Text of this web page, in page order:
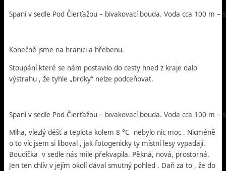
Spaní v sedle Pod Čierťažou – bivakovací bouda. Voda cca 100 m –
Konečně jsme na hranici a hřebenu.
Stoupání které se nám postavilo do cesty hned z kraje dalo
výstrahu , že tyhle „brdky“ nelze podceňovat.
Spaní v sedle Pod Čierťažou – bivakovací bouda. Voda cca 100 m –
Mlha, vlezlý déšť a teplota kolem 8 °C nebylo nic moc . Nicméně
o to víc jsem si liboval , jak fotogenicky ty místní lesy vypadají.
Boudička v sedle nás mile překvapila. Pěkná, nová, prostorná.
Jen ten chlív v jejím okolí dával smutný pohled . Daň za to , že do